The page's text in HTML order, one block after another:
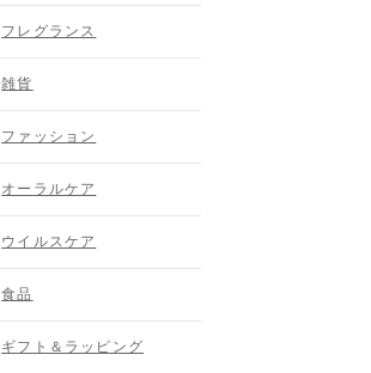
フレグランス
雑貨
ファッション
オーラルケア
ウイルスケア
食品
ギフト＆ラッピング